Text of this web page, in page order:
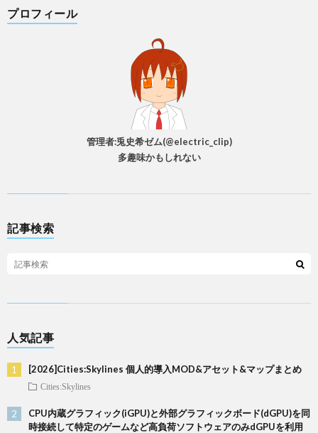
プロフィール
管理者:兎史希ゼム(@electric_clip)
多趣味かもしれない
記事検索
人気記事
[2026]Cities:Skylines 個人的導入MOD&アセット&マップまとめ
Cities:Skylines
CPU内蔵グラフィック(iGPU)と外部グラフィックボード(dGPU)を同
時接続して特定のゲームなど高負荷ソフトウェアのみdGPUを利用